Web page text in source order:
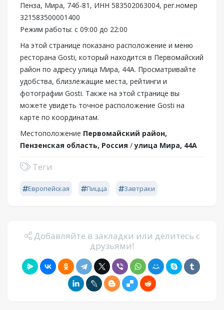
Пенза, Мира, 74б-81, ИНН 583502063004, рег.номер
321583500001400
Режим работы: с 09:00 до 22:00
На этой странице показано расположение и меню
ресторана Gosti, который находится в Первомайский
район по адресу улица Мира, 44А. Просматривайте
удобства, близлежащие места, рейтинги и
фотографии Gosti. Также на этой странице вы
можете увидеть точное расположение Gosti на
карте по координатам.
Местоположение Первомайский район,
Пензенская область, Россия /улица Мира, 44А
Теги
Европейская Пицца Завтраки
Добавляйте в закладки или делитесь с
друзьями!